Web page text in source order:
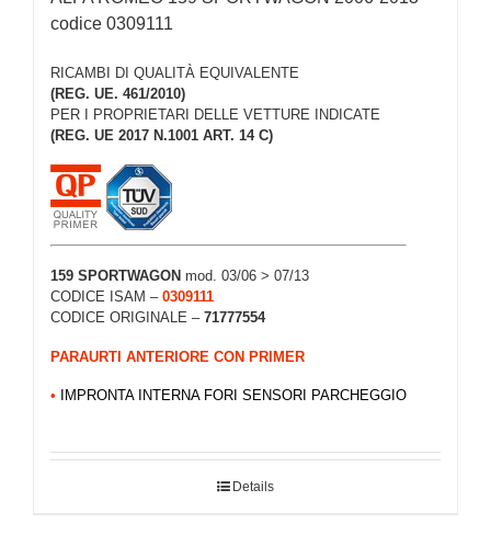
codice 0309111
RICAMBI DI QUALITÀ EQUIVALENTE
(REG. UE. 461/2010)
PER I PROPRIETARI DELLE VETTURE INDICATE
(REG. UE 2017 N.1001 ART. 14 C)
159 SPORTWAGON mod. 03/06 > 07/13
CODICE ISAM – 0309111
CODICE ORIGINALE – 71777554
PARAURTI ANTERIORE CON PRIMER
• IMPRONTA INTERNA FORI SENSORI PARCHEGGIO
Details